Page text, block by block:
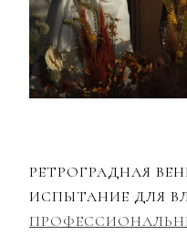
РЕТРОГРАДНАЯ
ИСПЫТАНИЕ ДЛЯ